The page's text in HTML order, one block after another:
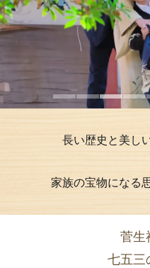
長い歴史と美し
家族の宝物になる
菅生
七五三